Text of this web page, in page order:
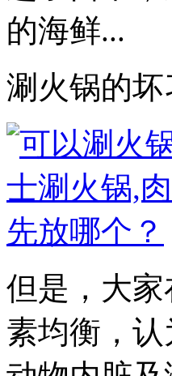
的海鲜...
涮火锅的
但是，大
素均衡，